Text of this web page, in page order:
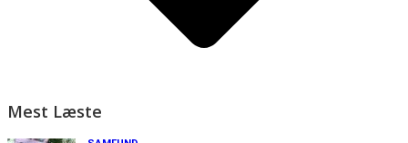
Mest Læste